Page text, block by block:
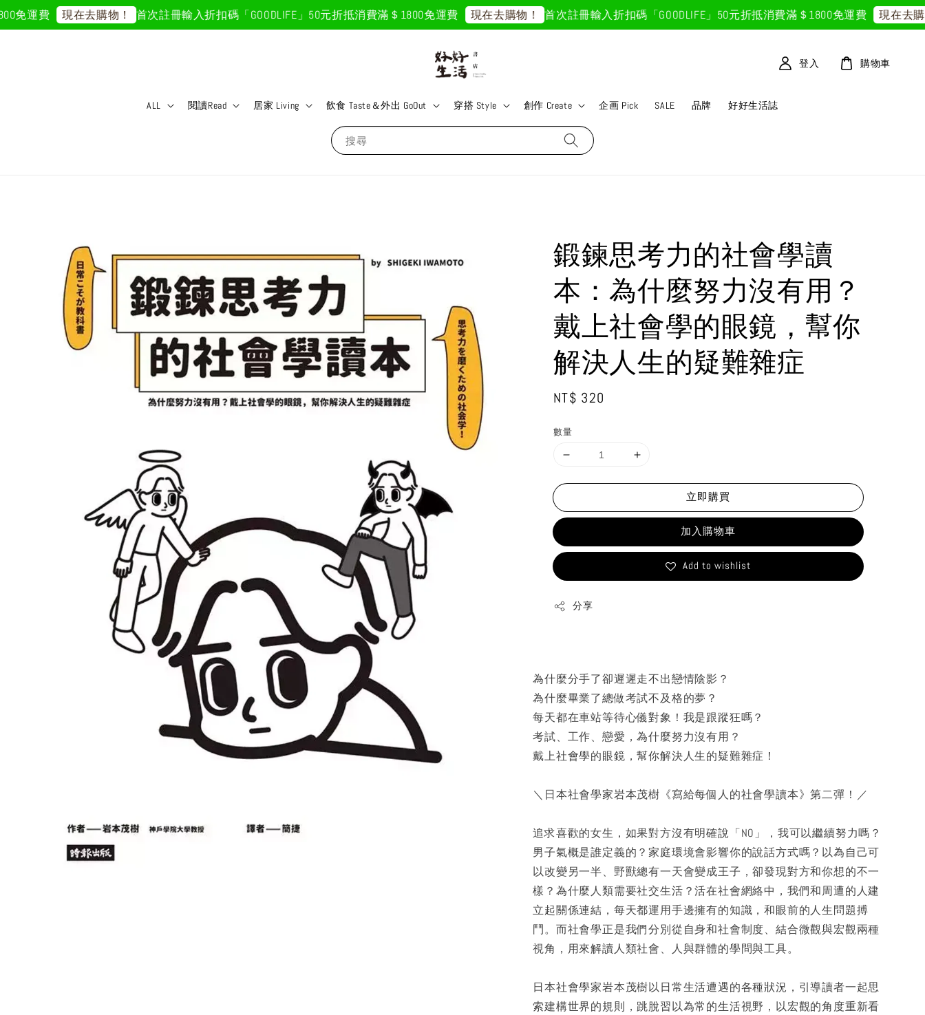
運費 現在去購物！ 首次註冊輸入折扣碼「GOODLIFE」50元折抵消費滿＄1800免運費 現在去購物！ 首次註冊輸入折扣碼「GOODLIFE」50元折抵消費滿＄1800免運費 現在去購物
搜尋
ALL 閱讀Read 居家 Living 飲食 Taste＆外出 GoOut 穿搭 Style 創作 Create 企画 Pick SALE 品牌 好好生活誌
登入 購物車
鍛鍊思考力的社會學讀
本：為什麼努力沒有用？
戴上社會學的眼鏡，幫你
解決人生的疑難雜症
Regular
NT$ 320
數量
立即購買
加入購物車
Add to wishlist
分享
為什麼分手了卻遲遲走不出戀情陰影？
為什麼畢業了總做考試不及格的夢？
每天都在車站等待心儀對象！我是跟蹤狂嗎？
考試、工作、戀愛，為什麼努力沒有用？
戴上社會學的眼鏡，幫你解決人生的疑難雜症！
＼日本社會學家岩本茂樹《寫給每個人的社會學讀本》第二彈！／
追求喜歡的女生，如果對方沒有明確說「NO」，我可以繼續努力嗎？
男子氣概是誰定義的？家庭環境會影響你的說話方式嗎？以為自己可
以改變另一半、野獸總有一天會變成王子，卻發現對方和你想的不一
樣？為什麼人類需要社交生活？活在社會網絡中，我們和周遭的人建
立起關係連結，每天都運用手邊擁有的知識，和眼前的人生問題搏
鬥。而社會學正是我們分別從自身和社會制度、結合微觀與宏觀兩種
視角，用來解讀人類社會、人與群體的學問與工具。
日本社會學家岩本茂樹以日常生活遭遇的各種狀況，引導讀者一起思
索建構世界的規則，跳脫習以為常的生活視野，以宏觀的角度重新看